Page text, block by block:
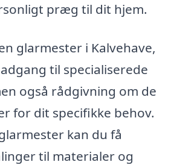
præg til dit hjem.
glarmester i Kalvehave,
til specialiserede
også rådgivning om de
for dit specifikke behov.
kan du få
til materialer og